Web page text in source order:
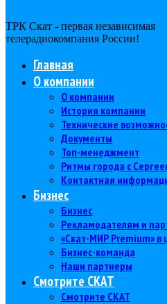
ТРК Скат - первая независимая
телерадиокомпания Роcсии!
Главная
О компании
О компании
История компании
Технические
Документы
Топ-менеджмент
Ритмы города с
Контактная
Бизнес
Бизнес
Рекламодателям и
«Скат-МИР Premium» в
Бизнес-команда
Наши партнеры
Смотрите СКАТ
Смотрите СКАТ